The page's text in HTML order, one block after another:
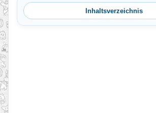
Inhaltsverzeichnis